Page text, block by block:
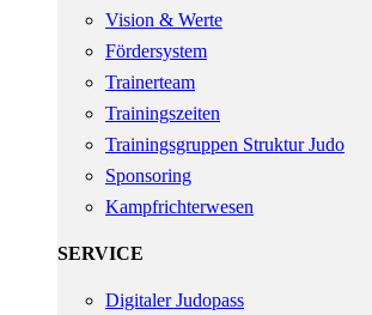
Vision & Werte
Fördersystem
Trainerteam
Trainingszeiten
Trainingsgruppen Struktur Judo
Sponsoring
Kampfrichterwesen
SERVICE
Digitaler Judopass